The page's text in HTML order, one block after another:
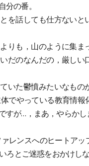
の番。
を話しても仕方ない
りも，山のように集
だのなんだの，厳し
いた鬱憤みたいなも
でやっている教育情
すが…，まあ，やらかし
レンスへのヒートア
ろとご迷惑をおかけし